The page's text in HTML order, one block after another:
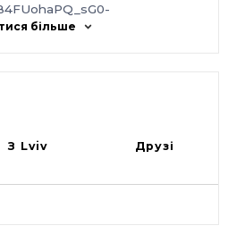
більше
З Lviv Друзі